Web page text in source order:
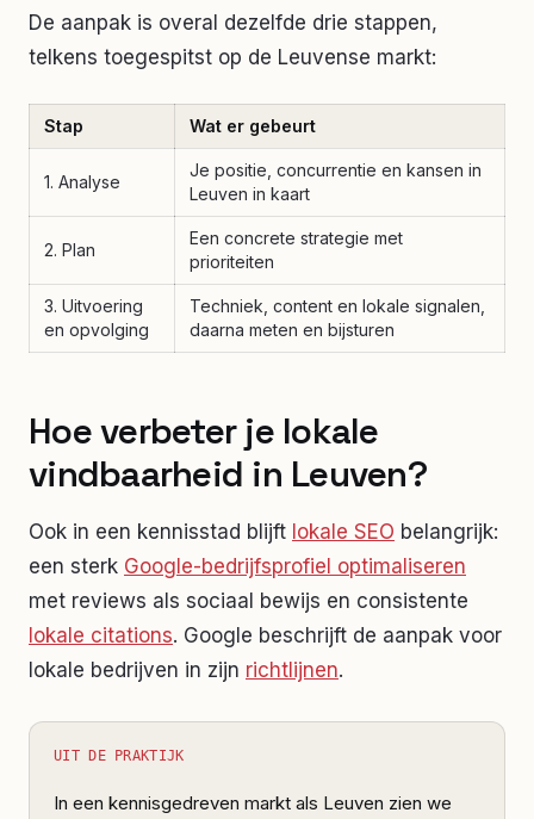
De aanpak is overal dezelfde drie stappen,
telkens toegespitst op de Leuvense markt:
Stap Wat er gebeurt
1. Analyse
Je positie, concurrentie en kansen in
Leuven in kaart
2. Plan
Een concrete strategie met
prioriteiten
3. Uitvoering
en opvolging
Techniek, content en lokale signalen,
daarna meten en bijsturen
Hoe verbeter je lokale
vindbaarheid in Leuven?
Ook in een kennisstad blijft lokale SEO belangrijk:
een sterk Google-bedrijfsprofiel optimaliseren
met reviews als sociaal bewijs en consistente
lokale citations. Google beschrijft de aanpak voor
lokale bedrijven in zijn richtlijnen.
UIT DE PRAKTIJK
In een kennisgedreven markt als Leuven zien we